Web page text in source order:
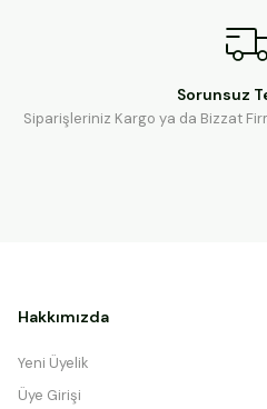
Sorunsuz
Siparişleriniz Kargo ya da Bizzat
Hakkımızda
Yeni Üyelik
Üye Girişi